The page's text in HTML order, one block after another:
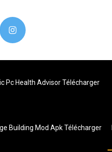
Pc Health Advisor Télécharger
Building Mod Apk Télécharger